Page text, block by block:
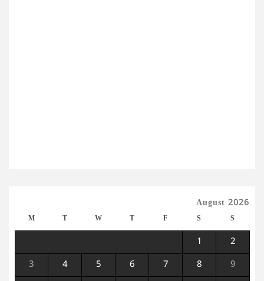
August 2026
M T W T F S S
1 2
3 4 5 6 7 8 9